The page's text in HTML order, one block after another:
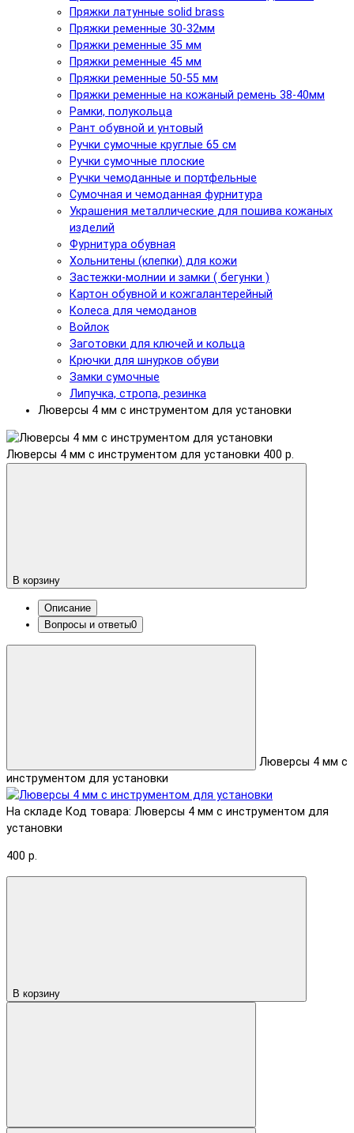
Пряжки латунные solid brass
Пряжки ременные 30-32мм
Пряжки ременные 35 мм
Пряжки ременные 45 мм
Пряжки ременные 50-55 мм
Пряжки ременные на кожаный ремень 38-40мм
Рамки, полукольца
Рант обувной и унтовый
Ручки сумочные круглые 65 см
Ручки сумочные плоские
Ручки чемоданные и портфельные
Сумочная и чемоданная фурнитура
Украшения металлические для пошива кожаных
изделий
Фурнитура обувная
Хольнитены (клепки) для кожи
Застежки-молнии и замки ( бегунки )
Картон обувной и кожгалантерейный
Колеса для чемоданов
Войлок
Заготовки для ключей и кольца
Крючки для шнурков обуви
Замки сумочные
Липучка, стропа, резинка
Люверсы 4 мм с инструментом для установки
Люверсы 4 мм с инструментом для установки 400 р.
В корзину
Описание
Вопросы и ответы0
Люверсы 4 мм с
инструментом для установки
На складе Код товара: Люверсы 4 мм с инструментом для
установки
400 р.
В корзину